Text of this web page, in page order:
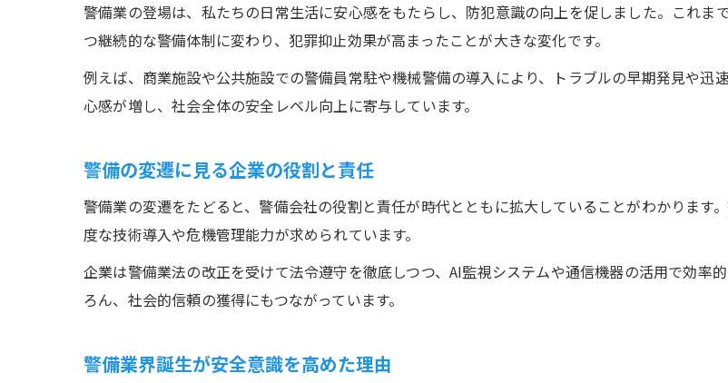
警備業の登場は、私たちの日常生活に安心感をもたらし、防犯意識の向上を促しました。これ
つ継続的な警備体制に変わり、犯罪抑止効果が高まったことが大きな変化です。
例えば、商業施設や公共施設での警備員常駐や機械警備の導入により、トラブルの早期発見や
心感が増し、社会全体の安全レベル向上に寄与しています。
警備の変遷に見る企業の役割と責任
警備業の変遷をたどると、警備会社の役割と責任が時代とともに拡大していることがわかります
度な技術導入や危機管理能力が求められています。
企業は警備業法の改正を受けて法令遵守を徹底しつつ、AI監視システムや通信機器の活用で効率
ろん、社会的信頼の獲得にもつながっています。
警備業界誕生が安全意識を高めた理由